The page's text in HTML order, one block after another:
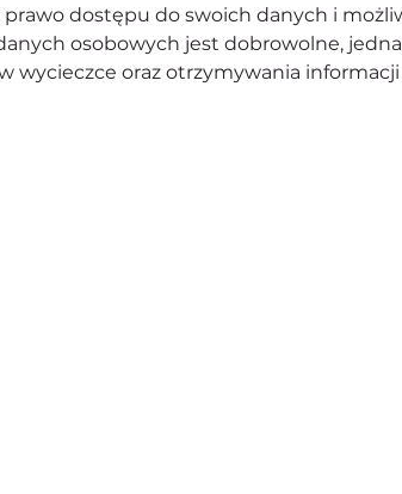
dostępu do swoich danych i
osobowych jest dobrowolne,
wycieczce oraz otrzymywania